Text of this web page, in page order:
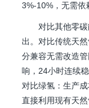
3%-10%，无需依
对比其他零
出。对比传统天
分兼容无需改造
响，24小时连续
对比绿氢：生产
直接利用现有天